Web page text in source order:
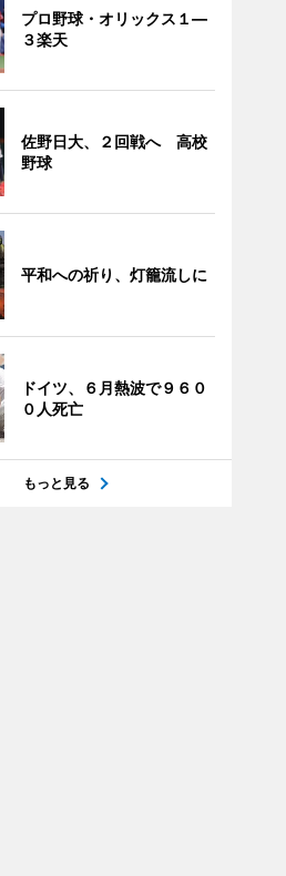
プロ野球・オリックス１―
３楽天
佐野日大、２回戦へ 高校
野球
平和への祈り、灯籠流しに
ドイツ、６月熱波で９６０
０人死亡
もっと見る